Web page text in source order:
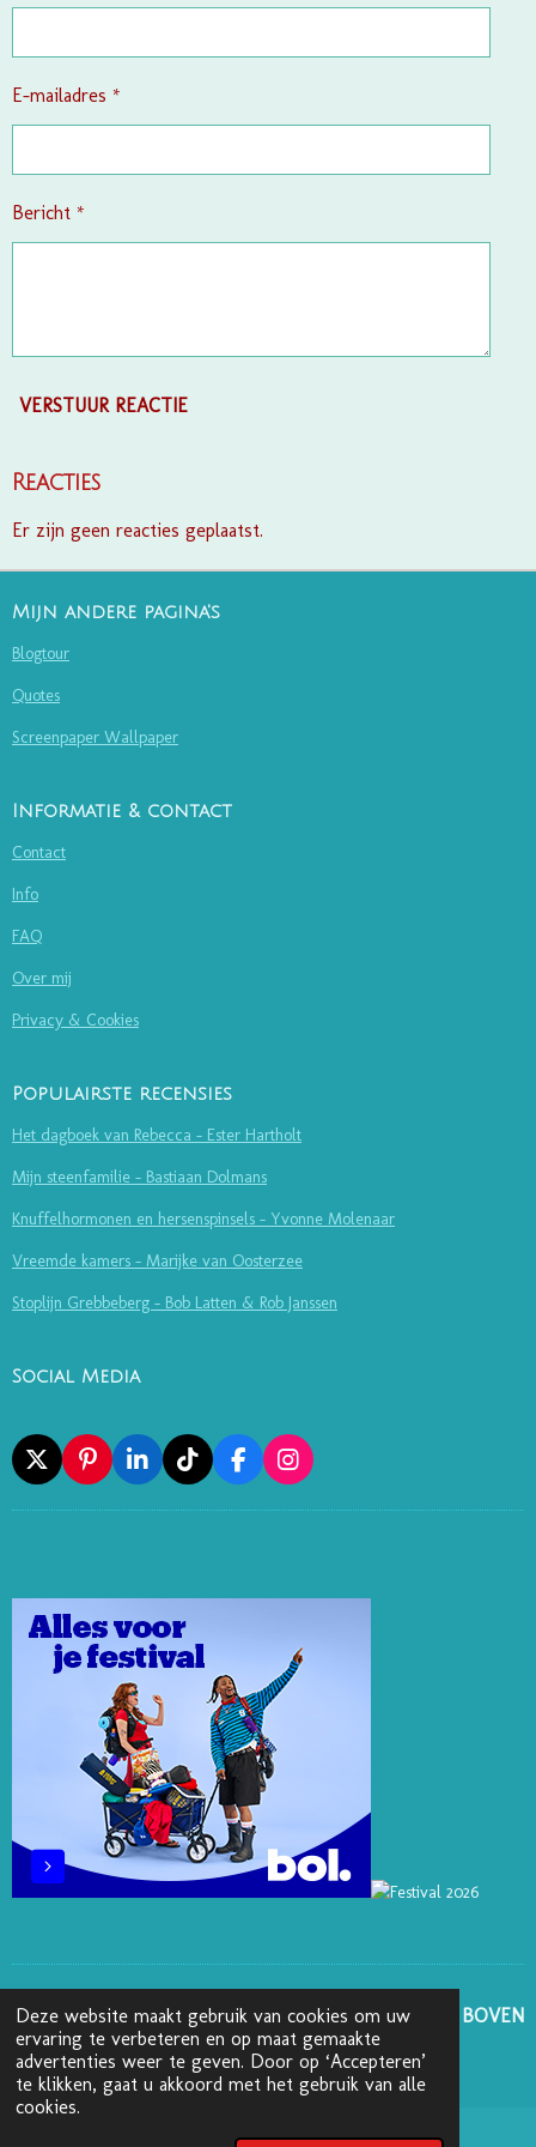
Deze website maakt gebruik van cookies om uw
ervaring te verbeteren en op maat gemaakte
advertenties weer te geven. Door op ‘Accepteren’
te klikken, gaat u akkoord met het gebruik van alle
cookies.
r
e
E-mailadres *
Bericht *
VERSTUUR REACTIE
Reacties
Er zijn geen reacties geplaatst.
Mijn andere pagina's
Blogtour
Quotes
Screenpaper Wallpaper
Informatie & contact
Contact
Info
FAQ
Over mij
Privacy & Cookies
Populairste recensies
Het dagboek van Rebecca - Ester Hartholt
Mijn steenfamilie - Bastiaan Dolmans
Knuffelhormonen en hersenspinsels - Yvonne Molenaar
Vreemde kamers - Marijke van Oosterzee
Stoplijn Grebbeberg - Bob Latten & Rob Janssen
Social Media
X
P
I
N
E
S
T
L
I
N
I
N
T
I
K
F
A
C
O
I
N
S
R
M
GA NAAR BOVEN
© 2025 - 2026 Boekenblog van Ann